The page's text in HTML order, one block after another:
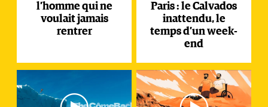
l’homme qui ne
voulait jamais
rentrer
Paris : le Calvados
inattendu, le
temps d’un week-
end